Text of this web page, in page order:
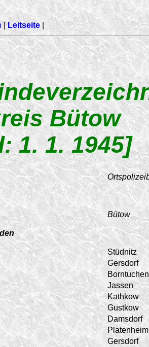
|Leitseite |
Bütow
1. 1. 1945]
Bütow
Stüdnitz
Gersdorf
Borntuchen
Jassen
Kathkow
Gustkow
Damsdorf
Platenheim
Gersdorf